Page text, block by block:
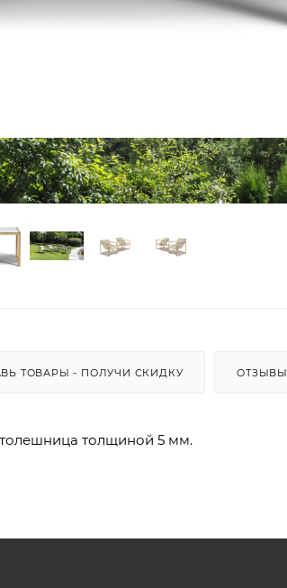
ТОВАРЫ - ПОЛУЧИ СКИДКУ ОТЗЫВЫ
толщиной 5 мм.